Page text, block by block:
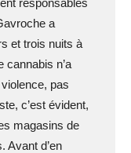
responsables
a
et trois nuits à
cannabis n’a
pas
c’est évident,
magasins de
Avant d’en